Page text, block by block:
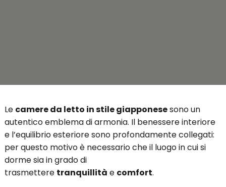
Le camere da letto in stile giapponesesono un
autentico emblema di armonia. Il benessere interiore
e l’equilibrio esteriore sono profondamente collegati:
per questo motivo è necessario che il luogo in cui si
dorme sia in grado di
trasmettere tranquillità e comfort.